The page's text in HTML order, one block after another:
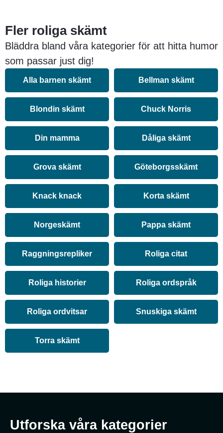
Fler roliga skämt
Bläddra bland våra kategorier för att hitta humor
som passar just dig!
Alla barnen skämt Bellman skämt
Blondin skämt Chuck Norris
Din mamma Dåliga skämt
Grova skämt Göteborgsskämt
Knack knack Korta skämt
Norgeskämt Pappa skämt
Raggningsrepliker Roliga citat
Roliga historier Roliga ordspråk
Roliga ordvitsar Snuskiga skämt
Torra skämt
Utforska våra kategorier